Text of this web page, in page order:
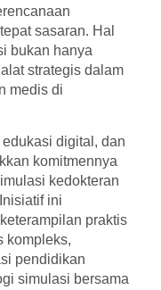
sasaran. Hal
bukan hanya
strategis dalam
medis di
digital, dan
komitmennya
kedokteran
ini
praktis
kompleks,
pendidikan
simulasi bersama